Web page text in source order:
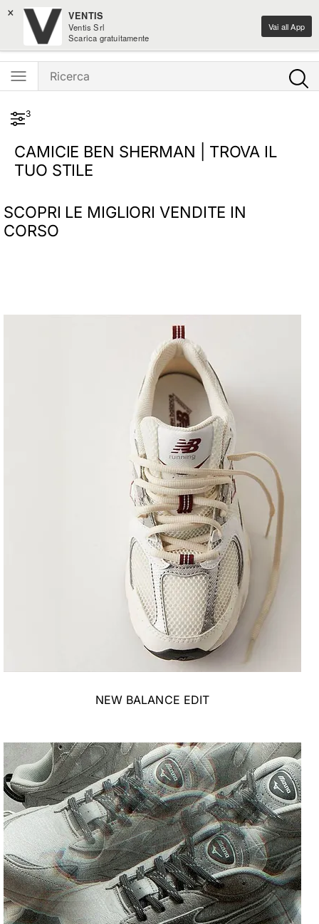
× VENTIS
Ventis Srl
Scarica gratuitamente
Vai all App
Ventis - L'e-shopping parla italiano
3
CAMICIE BEN SHERMAN | TROVA IL
TUO STILE
SCOPRI LE MIGLIORI VENDITE IN
CORSO
NEW BALANCE EDIT